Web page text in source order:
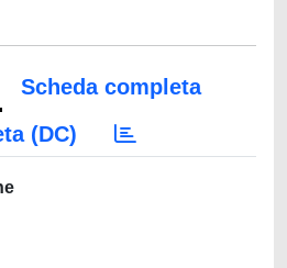
Scheda completa
(DC)